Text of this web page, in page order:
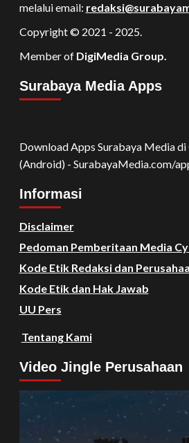
melalui email:
Copyright © 2021 - 2025.
Member of DigiMedia Group.
Surabaya Media Apps
Download Apps Surabaya Media
(Android) - SurabayaMedia.com/
Informasi
Disclaimer
Pedoman Pemberitaan Media
Kode Etik Redaksi dan
Kode Etik dan Hak Jawab
UU Pers
Tentang Kami
Video Jingle Perusahaan
Video
Player